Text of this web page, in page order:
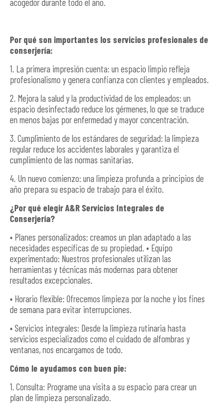
acogedor durante todo el año.
Por qué son importantes los servicios profesionales de
conserjería:
1. La primera impresión cuenta: un espacio limpio refleja
profesionalismo y genera confianza con clientes y empleados.
2. Mejora la salud y la productividad de los empleados: un
espacio desinfectado reduce los gérmenes, lo que se traduce
en menos bajas por enfermedad y mayor concentración.
3. Cumplimiento de los estándares de seguridad: la limpieza
regular reduce los accidentes laborales y garantiza el
cumplimiento de las normas sanitarias.
4. Un nuevo comienzo: una limpieza profunda a principios de
año prepara su espacio de trabajo para el éxito.
¿Por qué elegir A&R Servicios Integrales de
Conserjería?
• Planes personalizados: creamos un plan adaptado a las
necesidades específicas de su propiedad. • Equipo
experimentado: Nuestros profesionales utilizan las
herramientas y técnicas más modernas para obtener
resultados excepcionales.
• Horario flexible: Ofrecemos limpieza por la noche y los fines
de semana para evitar interrupciones.
• Servicios integrales: Desde la limpieza rutinaria hasta
servicios especializados como el cuidado de alfombras y
ventanas, nos encargamos de todo.
Cómo le ayudamos con buen pie:
1. Consulta: Programe una visita a su espacio para crear un
plan de limpieza personalizado.